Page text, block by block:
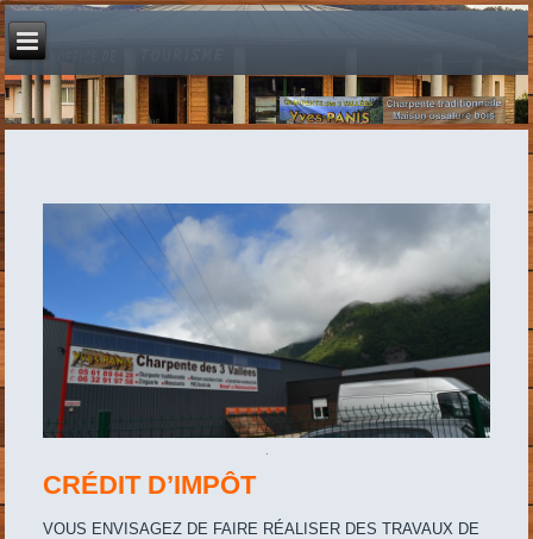
CRÉDIT D’IMPÔT
VOUS ENVISAGEZ DE FAIRE RÉALISER DES TRAVAUX DE